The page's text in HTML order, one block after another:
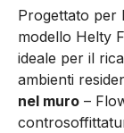
Progettato per
modello Helty
ideale per il
ambienti
nel muro –